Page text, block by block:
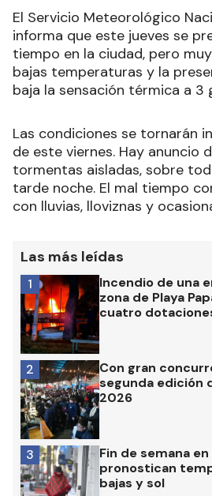
El Servicio Meteorológico
informa que este jueves se
tiempo en la ciudad, pero
bajas temperaturas y la
baja la sensación térmica a 3
Las condiciones se tornarán
de este viernes. Hay anuncio
tormentas aisladas, sobre
tarde noche. El mal tiempo
con lluvias, lloviznas y
Las más leídas
Incendio de una
zona de Playa
cuatro
1
Con gran
segunda edición
2026
2
Fin de semana
pronostican
bajas y sol
3